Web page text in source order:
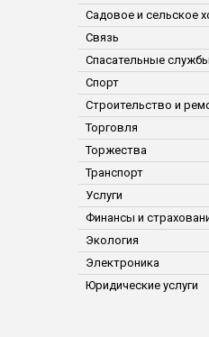
Садовое и сельское
Связь
Спасательные службы
Спорт
Строительство и
Торговля
Торжества
Транспорт
Услуги
Финансы и
Экология
Электроника
Юридические услуги